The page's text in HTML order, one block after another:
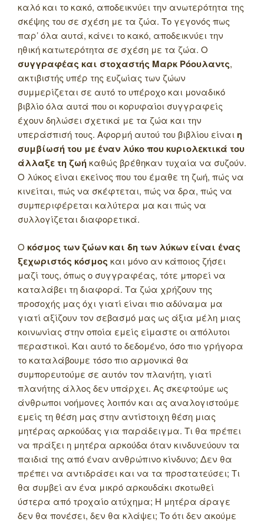
καλό και το κακό, αποδεικνύει την ανωτερότητα της
σκέψης του σε σχέση με τα ζώα. Το γεγονός πως
παρ’ όλα αυτά, κάνει το κακό, αποδεικνύει την
ηθική κατωτερότητα σε σχέση με τα ζώα. Ο
συγγραφέας και στοχαστής Μαρκ Ρόουλαντς,
ακτιβιστής υπέρ της ευζωίας των ζώων
συμμερίζεται σε αυτό το υπέροχο και μοναδικό
βιβλίο όλα αυτά που οι κορυφαίοι συγγραφείς
έχουν δηλώσει σχετικά με τα ζώα και την
υπεράσπισή τους. Αφορμή αυτού του βιβλίου είναι η
συμβίωσή του με έναν λύκο που κυριολεκτικά του
άλλαξε τη ζωήκαθώς βρέθηκαν τυχαία να συζούν.
Ο λύκος είναι εκείνος που του έμαθε τη ζωή, πώς να
κινείται, πώς να σκέφτεται, πώς να δρα, πώς να
συμπεριφέρεται καλύτερα μα και πώς να
συλλογίζεται διαφορετικά.
Ο κόσμος των ζώων και δη των λύκων είναι ένας
ξεχωριστός κόσμος και μόνο αν κάποιος ζήσει
μαζί τους, όπως ο συγγραφέας, τότε μπορεί να
καταλάβει τη διαφορά. Τα ζώα χρήζουν της
προσοχής μας όχι γιατί είναι πιο αδύναμα μα
γιατί αξίζουν τον σεβασμό μας ως άξια μέλη μιας
κοινωνίας στην οποία εμείς είμαστε οι απόλυτοι
περαστικοί. Και αυτό το δεδομένο, όσο πιο γρήγορα
το καταλάβουμε τόσο πιο αρμονικά θα
συμπορευτούμε σε αυτόν τον πλανήτη, γιατί
πλανήτης άλλος δεν υπάρχει. Ας σκεφτούμε ως
άνθρωποι νοήμονες λοιπόν και ας αναλογιστούμε
εμείς τη θέση μας στην αντίστοιχη θέση μιας
μητέρας αρκούδας για παράδειγμα. Τι θα πρέπει
να πράξει η μητέρα αρκούδα όταν κινδυνεύουν τα
παιδιά της από έναν ανθρώπινο κίνδυνο; Δεν θα
πρέπει να αντιδράσει και να τα προστατεύσει; Τι
θα συμβεί αν ένα μικρό αρκουδάκι σκοτωθεί
ύστερα από τροχαίο ατύχημα; Η μητέρα άραγε
δεν θα πονέσει, δεν θα κλάψει; Το ότι δεν ακούμε